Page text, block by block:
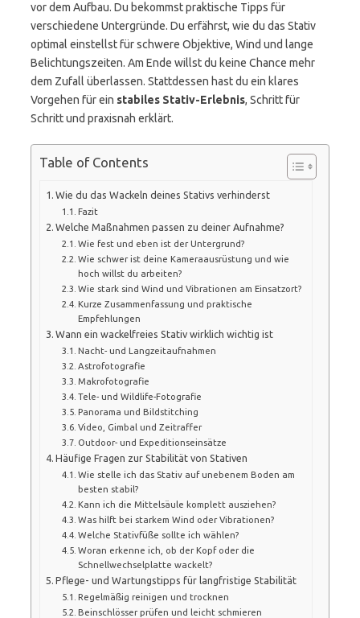
vor dem Aufbau. Du bekommst praktische Tipps für
verschiedene Untergründe. Du erfährst, wie du das Stativ
optimal einstellst für schwere Objektive, Wind und lange
Belichtungszeiten. Am Ende willst du keine Chance mehr
dem Zufall überlassen. Stattdessen hast du ein klares
Vorgehen für ein stabiles Stativ-Erlebnis, Schritt für
Schritt und praxisnah erklärt.
Table of Contents
Wie du das Wackeln deines Stativs verhinderst
Fazit
Welche Maßnahmen passen zu deiner Aufnahme?
Wie fest und eben ist der Untergrund?
Wie schwer ist deine Kameraausrüstung und wie
hoch willst du arbeiten?
Wie stark sind Wind und Vibrationen am Einsatzort?
Kurze Zusammenfassung und praktische
Empfehlungen
Wann ein wackelfreies Stativ wirklich wichtig ist
Nacht- und Langzeitaufnahmen
Astrofotografie
Makrofotografie
Tele- und Wildlife-Fotografie
Panorama und Bildstitching
Video, Gimbal und Zeitraffer
Outdoor- und Expeditionseinsätze
Häufige Fragen zur Stabilität von Stativen
Wie stelle ich das Stativ auf unebenem Boden am
besten stabil?
Kann ich die Mittelsäule komplett ausziehen?
Was hilft bei starkem Wind oder Vibrationen?
Welche Stativfüße sollte ich wählen?
Woran erkenne ich, ob der Kopf oder die
Schnellwechselplatte wackelt?
Pflege- und Wartungstipps für langfristige Stabilität
Regelmäßig reinigen und trocknen
Beinschlösser prüfen und leicht schmieren